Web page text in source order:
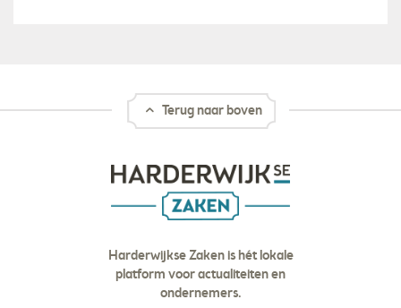
Terug naar boven
Harderwijkse Zaken is hét lokale
platform voor actualiteiten en
ondernemers.